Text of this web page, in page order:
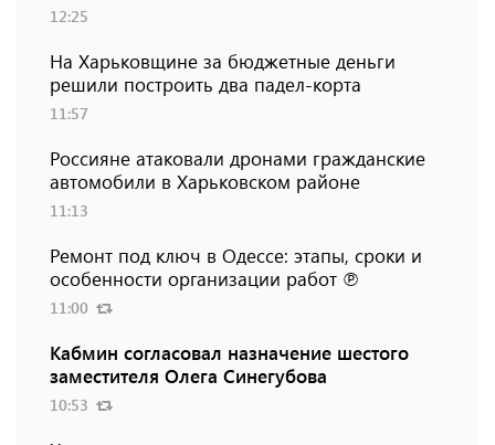
12:25
На Харьковщине за бюджетные деньги
решили построить два падел-корта
11:57
Россияне атаковали дронами гражданские
автомобили в Харьковском районе
11:13
Ремонт под ключ в Одессе: этапы, сроки и
особенности организации работ ℗
11:00
Кабмин согласовал назначение шестого
заместителя Олега Синегубова
10:53